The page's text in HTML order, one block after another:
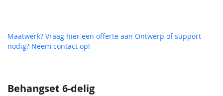
Behangset 6-delig
Maatwerk? Vraag hier een offerte aan Ontwerp of support
nodig? Neem contact op!